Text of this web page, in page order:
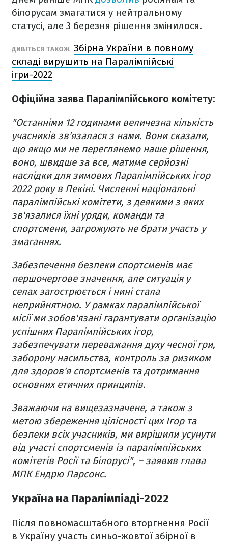
білорусам змагатися у нейтральному
статусі, але 3 березня рішення змінилося.
ДИВІТЬСЯ ТАКОЖ Збірна України в повному
складі вирушить на Паралімпійські
ігри-2022
Офіційна заява Паралімпійського комітету:
"Останніми 12 годинами величезна кількість
учасників зв'язалася з нами. Вони сказали,
що якщо ми не переглянемо наше рішення,
воно, швидше за все, матиме серйозні
наслідки для зимових Паралімпійських ігор
2022 року в Пекіні. Численні національні
паралімпійські комітети, з деякими з яких
зв'язалися їхні уряди, команди та
спортсмени, загрожують не брати участь у
змаганнях.
Забезпечення безпеки спортсменів має
першочергове значення, але ситуація у
селах загострюється і нині стала
неприйнятною. У рамках паралімпійської
місії ми зобов'язані гарантувати організацію
успішних Паралімпійських ігор,
забезпечувати переважання духу чесної гри,
заборону насильства, контроль за ризиком
для здоров'я спортсменів та дотримання
основних етичних принципів.
Зважаючи на вищезазначене, а також з
метою збереження цілісності цих Ігор та
безпеки всіх учасників, ми вирішили усунути
від участі спортсменів із паралімпійських
комітетів Росії та Білорусі", – заявив глава
МПК Ендрю Парсонс.
Україна на Паралімпіаді-2022
Після повномасштабного вторгнення Росії
в Україну участь синьо-жовтої збірної в